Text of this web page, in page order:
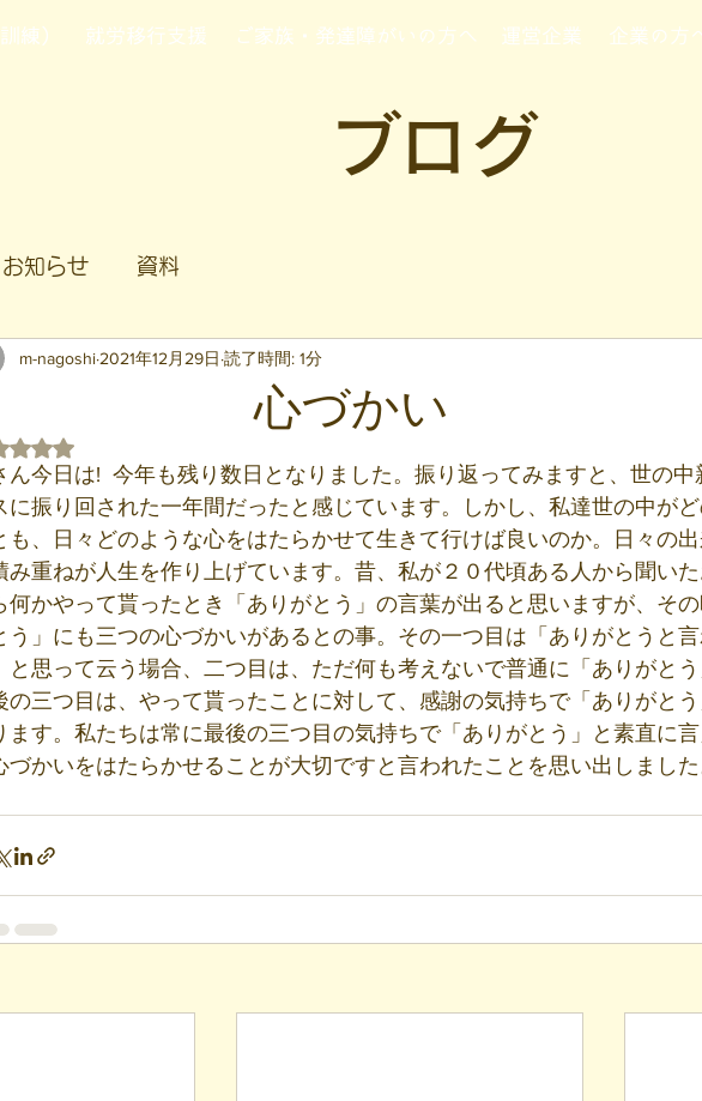
練) 就労移行支援 ご家族・発達障がいの方へ 運営企業 企業の方
ブログ
お知らせ 資料
づかい
m-nagoshi 2021年12月29日 読了時間: 1分
5つ星のうちNaNと評価されています。
ん今日は!  今年も残り数日となりました。振り返ってみますと、世の中
に振り回された一年間だったと感じています。しかし、私達世の中が
も、日々どのような心をはたらかせて生きて行けば良いのか。日々の
み重ねが人生を作り上げています。昔、私が２０代頃ある人から聞い
何かやって貰ったとき「ありがとう」の言葉が出ると思いますが、そ
う」にも三つの心づかいがあるとの事。その一つ目は「ありがとうと
と思って云う場合、二つ目は、ただ何も考えないで普通に「ありがとう
の三つ目は、やって貰ったことに対して、感謝の気持ちで「ありがと
ます。私たちは常に最後の三つ目の気持ちで「ありがとう」と素直に
づかいをはたらかせることが大切ですと言われたことを思い出しました